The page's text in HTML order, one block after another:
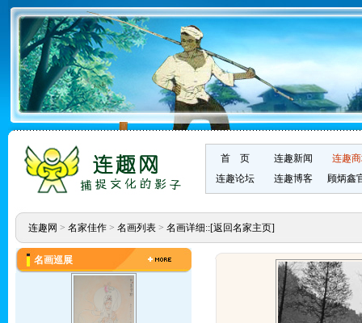
首 页 连趣新闻
连趣
连趣论坛
连趣博客 顾炳鑫
连趣网 > 名家佳作> 名画列表> 名画详细::[返回名家主页]
名画巡展